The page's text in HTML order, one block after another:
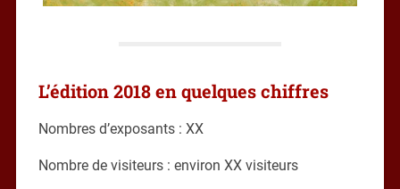
L’édition 2018 en quelques chiffres
Nombres d’exposants : XX
Nombre de visiteurs : environ XX visiteurs